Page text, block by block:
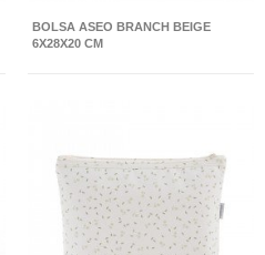
BOLSA ASEO BRANCH BEIGE
6X28X20 CM